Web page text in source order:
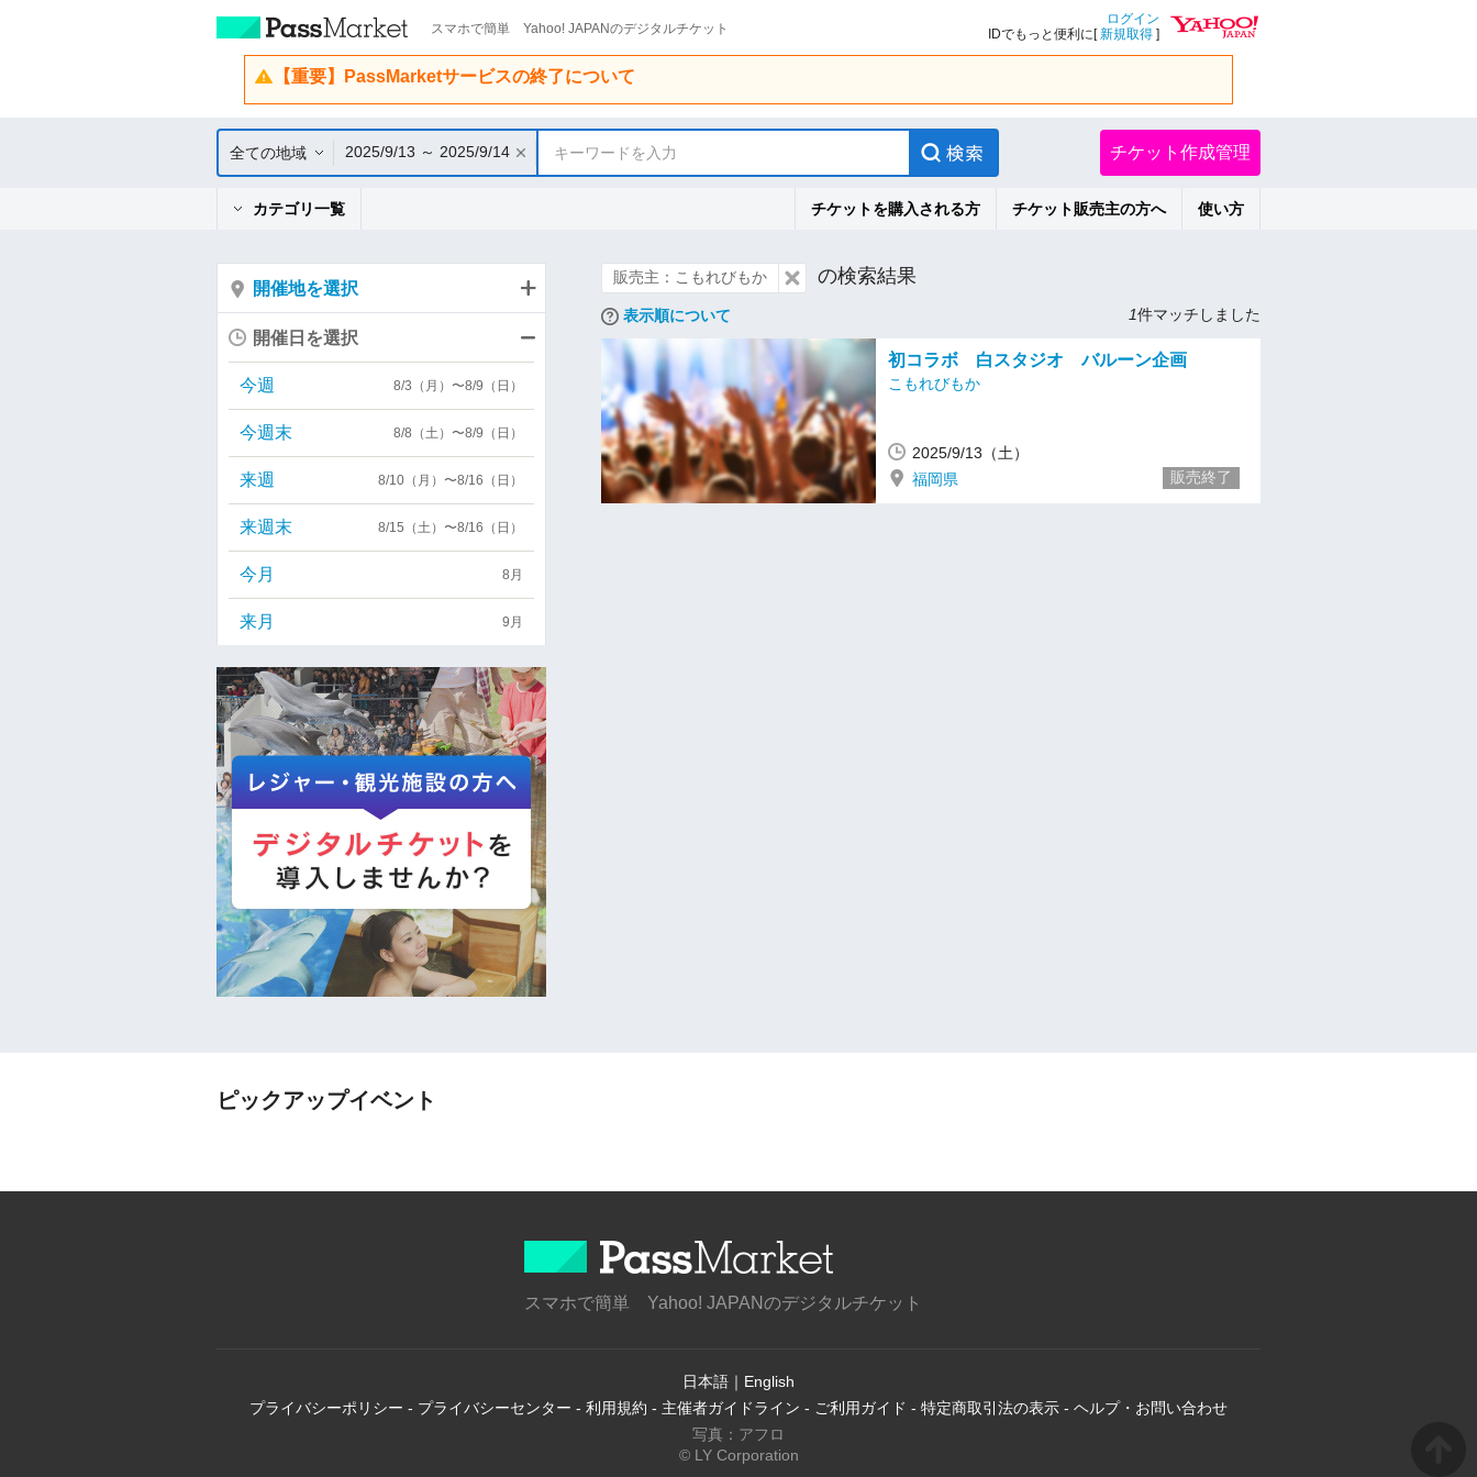
スマホで簡単 Yahoo! JAPANのデジタルチケット
ログイン
IDでもっと便利に[新規取得 ]
【重要】PassMarketサービスの終了について
全ての地域 2025/9/13 ～ 2025/9/14 キーワードを入力 チケット作成管理
カテゴリ一覧 チケットを購入される方 チケット販売主の方へ 使い方
販売主：こもれびもか の検索結果
表示順について 1件マッチしました
初コラボ 白スタジオ バルーン企画
こもれびもか
2025/9/13（土）
福岡県
販売終了
開催地を選択
開催日を選択
今週 8/3（月）〜8/9（日）
今週末 8/8（土）〜8/9（日）
来週 8/10（月）〜8/16（日）
来週末 8/15（土）〜8/16（日）
今月 8月
来月 9月
ピックアップイベント
スマホで簡単 Yahoo! JAPANのデジタルチケット
日本語 ｜ English
プライバシーポリシー - プライバシーセンター - 利用規約 - 主催者ガイドライン - ご利用ガイド - 特定商取引法の表示 - ヘルプ・お問い合わせ
写真：アフロ
© LY Corporation